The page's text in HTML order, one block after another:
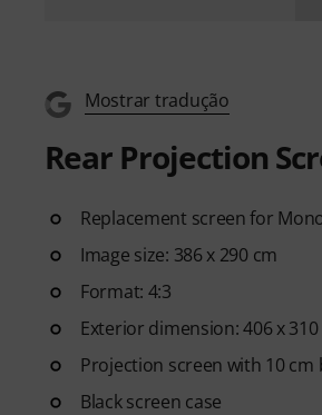
Mostrar tradução
Rear Projection
Replacement screen for
Image size: 386 x 290 cm
Format: 4:3
Exterior dimension: 406 x
Projection screen with 10 cm
Black screen case